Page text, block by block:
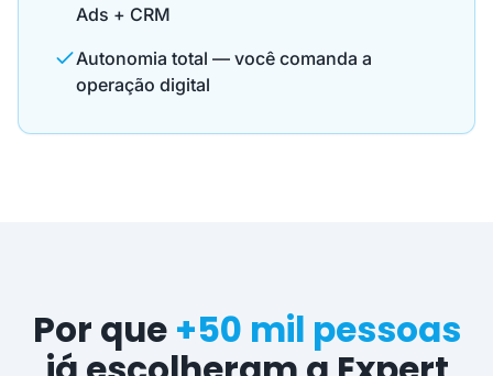
Ads + CRM
Autonomia total — você comanda a
operação digital
Por que +50 mil pessoas